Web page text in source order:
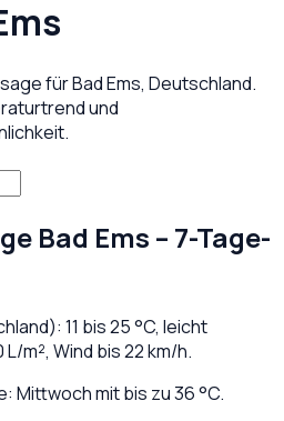
fürBad Ems, Deutschland.
und
Bad Ems – 7-Tage-
): 11 bis25°C, leicht
L/m², Wind bis22km/h.
Mittwoch mit bis zu 36 °C.